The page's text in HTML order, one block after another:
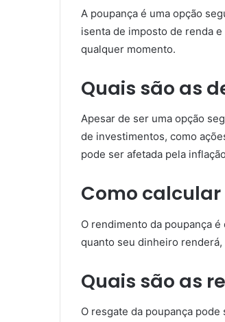
A poupança é uma opção
isenta de imposto de renda
qualquer momento.
Quais são as
Apesar de ser uma opção
de investimentos, como
pode ser afetada pela
Como
O rendimento da poupança é
quanto seu dinheiro
Quais são as
O resgate da poupança